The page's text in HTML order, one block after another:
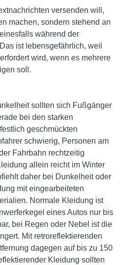
versenden will,
machen, sondern stehend an
während der
ist lebensgefährlich, weil
wird, wenn es mehrere
soll.
sollten sich Fußgänger
bei den starken
geschmückten
schwierig, Personen am
Fahrbahn rechtzeitig
allein reicht im Winter
daher bei Dunkelheit oder
mit eingearbeiteten
Normale Kleidung ist
eines Autos nur bis
bei Regen oder Nebel ist die
Mit retroreflektierenden
dagegen auf bis zu 150
Kleidung sollten